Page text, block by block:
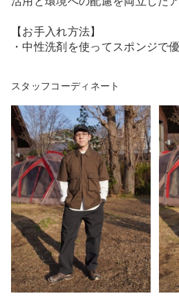
【お手入れ方法】
・中性洗剤を使ってスポンジで
スタッフコーディネート